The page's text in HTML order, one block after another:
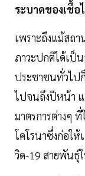
ระบาดของเชื้อ
เพราะถึงแม้สถ
ภาวะปกติได้เป็
ประชาชนทั่วไป
ไปจนถึงปีหน้า แ
มาตรการต่างๆ
โคโรนาซึ่งก่อให้
วิด-19 สายพันธุ์